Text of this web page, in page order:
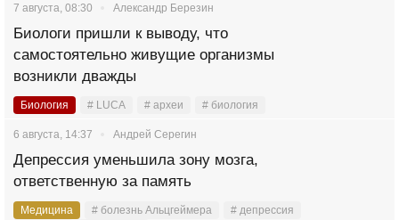
7 августа, 08:30 Александр Березин
Биологи пришли к выводу, что
самостоятельно живущие организмы
возникли дважды
Биология # LUCA # археи # биология
6 августа, 14:37 Андрей Серегин
Депрессия уменьшила зону мозга,
ответственную за память
Медицина # болезнь Альцгеймера
# депрессия